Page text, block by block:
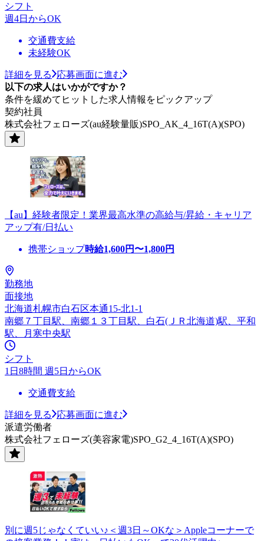
シフト
週4日からOK
交通費支給
未経験OK
詳細を見る
応募画面に進む
以下の求人はいかがですか？
条件を緩めてヒットした求人情報をピックアップ
契約社員
株式会社フェローズ(au経験量販)SPO_AK_4_16T(A)(SPO)
【au】経験者限定！業界最高水準の高給与/昇給・キャリア
アップ有/日払い
携帯ショップ時給1,600円〜1,800円
勤務地
面接地
北海道札幌市白石区本通15-北1-1
南郷７丁目駅、南郷１３丁目駅、白石(ＪＲ北海道)駅、平和
駅、月寒中央駅
シフト
1日8時間 週5日からOK
交通費支給
詳細を見る
応募画面に進む
派遣労働者
株式会社フェローズ(美容家電)SPO_G2_4_16T(A)(SPO)
別に週5じゃなくていい♪＜週3日～OKな＞Appleコーナーで